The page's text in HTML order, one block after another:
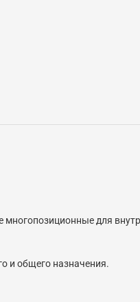
для
и общего назначения.